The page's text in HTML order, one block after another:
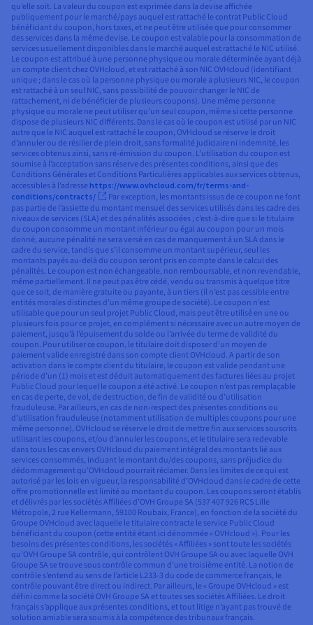
qu’elle soit. La valeur du coupon est exprimée dans la devise affichée
publiquement pour le marché/pays auquel est rattaché le contrat Public Cloud
bénéficiant du coupon, hors taxes, et ne peut être utilisée que pour consommer
des services dans la même devise. Le coupon est valable pour la consommation de
services usuellement disponibles dans le marché auquel est rattaché le NIC utilisé.
Le coupon est attribué à une personne physique ou morale déterminée ayant déjà
un compte client chez OVHcloud, et est rattaché à son NIC OVHcloud (identifiant
unique ; dans le cas où la personne physique ou morale a plusieurs NIC, le coupon
est rattaché à un seul NIC, sans possibilité de pouvoir changer le NIC de
rattachement, ni de bénéficier de plusieurs coupons). Une même personne
physique ou morale ne peut utiliser qu’un seul coupon, même si cette personne
dispose de plusieurs NIC différents. Dans le cas où le coupon est utilisé par un NIC
autre que le NIC auquel est rattaché le coupon, OVHcloud se réserve le droit
d’annuler ou de résilier de plein droit, sans formalité judiciaire ni indemnité, les
services obtenus ainsi, sans ré-émission du coupon. L’utilisation du coupon est
soumise à l’acceptation sans réserve des présentes conditions, ainsi que des
Conditions Générales et Conditions Particulières applicables aux services obtenus,
accessibles à l’adresse https://www.ovhcloud.com/fr/terms-and-
conditions/contracts/
Par exception, les montants issus de ce coupon ne font
pas partie de l’assiette du montant mensuel des services utilisés dans les cadre des
niveaux de services (SLA) et des pénalités associées ; c’est-à-dire que si le titulaire
du coupon consomme un montant inférieur ou égal au coupon pour un mois
donné, aucune pénalité ne sera versé en cas de manquement à un SLA dans le
cadre du service, tandis que s’il consomme un montant supérieur, seul les
montants payés au-delà du coupon seront pris en compte dans le calcul des
pénalités. Le coupon est non échangeable, non remboursable, et non revendable,
même partiellement. Il ne peut pas être cédé, vendu ou transmis à quelque titre
que ce soit, de manière gratuite ou payante, à un tiers (il n’est pas cessible entre
entités morales distinctes d’un même groupe de société). Le coupon n’est
utilisable que pour un seul projet Public Cloud, mais peut être utilisé en une ou
plusieurs fois pour ce projet, en complément si nécessaire avec un autre moyen de
paiement, jusqu’à l’épuisement du solde ou l’arrivée du terme de validité du
coupon. Pour utiliser ce coupon, le titulaire doit disposer d’un moyen de
paiement valide enregistré dans son compte client OVHcloud. A partir de son
activation dans le compte client du titulaire, le coupon est valide pendant une
période d’un (1) mois et est déduit automatiquement des factures liées au projet
Public Cloud pour lequel le coupon a été activé. Le coupon n’est pas remplaçable
en cas de perte, de vol, de destruction, de fin de validité ou d’utilisation
frauduleuse. Par ailleurs, en cas de non-respect des présentes conditions ou
d’utilisation frauduleuse (notamment utilisation de multiples coupons pour une
même personne), OVHcloud se réserve le droit de mettre fin aux services souscrits
utilisant les coupons, et/ou d’annuler les coupons, et le titulaire sera redevable
dans tous les cas envers OVHcloud du paiement intégral des montants lié aux
services consommés, incluant le montant du/des coupons, sans préjudice du
dédommagement qu’OVHcloud pourrait réclamer. Dans les limites de ce qui est
autorisé par les lois en vigueur, la responsabilité d’OVHcloud dans le cadre de cette
offre promotionnelle est limité au montant du coupon. Les coupons seront établis
et délivrés par les sociétés Affiliées d’OVH Groupe SA (537 407 926 RCS Lille
Métropole, 2 rue Kellermann, 59100 Roubaix, France), en fonction de la société du
Groupe OVHcloud avec laquelle le titulaire contracte le service Public Cloud
bénéficiant du coupon (cette entité étant ici dénommée « OVHcloud »). Pour les
besoins des présentes conditions, les sociétés « Affiliées » sont toute les sociétés
qu’OVH Groupe SA contrôle, qui contrôlent OVH Groupe SA ou avec laquelle OVH
Groupe SA se trouve sous contrôle commun d’une troisième entité. La notion de
contrôle s’entend au sens de l’article L233-3 du code de commerce français, le
contrôle pouvant être direct ou indirect. Par ailleurs, le « Groupe OVHcloud » est
défini comme la société OVH Groupe SA et toutes ses sociétés Affiliées. Le droit
français s’applique aux présentes conditions, et tout litige n’ayant pas trouvé de
solution amiable sera soumis à la compétence des tribunaux français.